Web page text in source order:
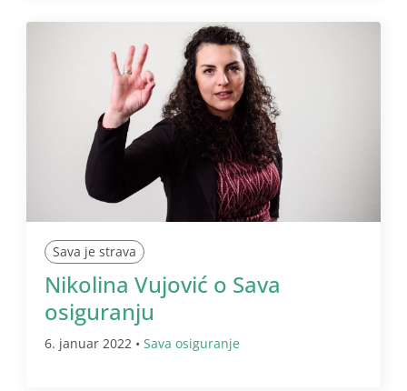
Sava je strava
Nikolina Vujović o Sava
osiguranju
6. januar 2022 • Sava osiguranje